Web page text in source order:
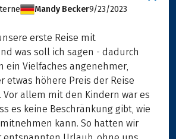
Mandy Becker9/23/2023
erste Reise mit
was soll ich sagen - dadurch
ein Vielfaches angenehmer,
etwas höhere Preis der Reise
allem mit den Kindern war es
es keine Beschränkung gibt, wie
kann. So hatten wir